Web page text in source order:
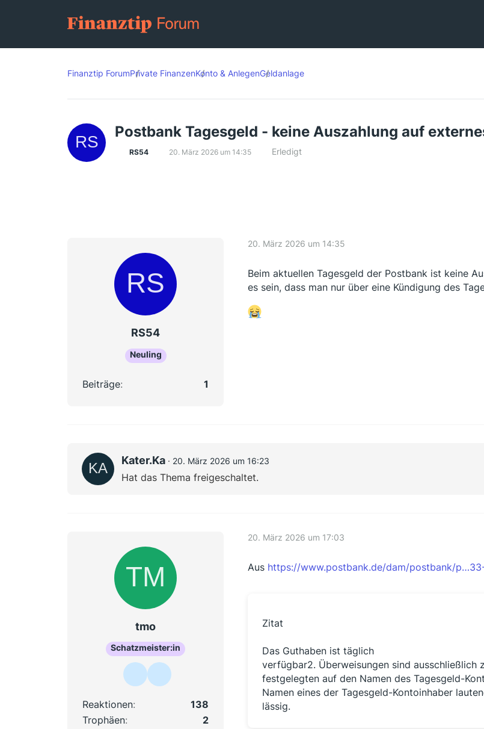
Finanztip ForumPrivate FinanzenKonto & AnlegenGeldanlage
Postbank Tagesgeld - keine Auszahlung auf
RS54 20. März 2026 um 14:35 Erledigt
RS54
Neuling
Beiträge 1
20. März 2026 um 14:35
Beim aktuellen Tagesgeld der Postbank ist keine
es sein, dass man nur über eine Kündigung des
Kater.Ka 20. März 2026 um 16:23
Hat das Thema freigeschaltet.
tmo
Schatzmeister:in
Reaktionen
138
Trophäen
2
20. März 2026 um 17:03
Aus https://www.postbank.de/dam/postbank/
Zitat
Das Guthaben ist täglich
verfügbar2. Überweisungen sind ausschließlich
festgelegten auf den Namen des Tagesgeld-
Namen eines der Tagesgeld-Kontoinhaber
lässig.